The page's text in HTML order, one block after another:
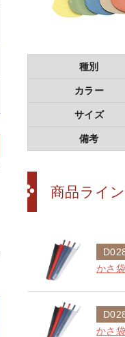
種別
カラー
サイズ
備考
商品ライ
かさ
かさ